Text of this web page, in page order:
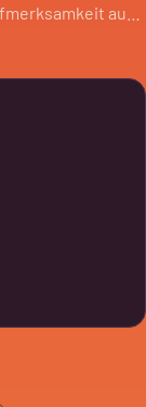
auf
Kontext, zur…